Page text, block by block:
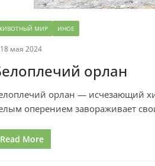
МИР ИНОЕ
18 мая 2024
орлан
орлан — исчезающий
оперением завораживает
Read More